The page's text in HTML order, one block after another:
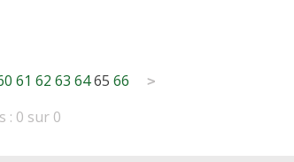
61 62 63 6465 66 >
: 0 sur 0